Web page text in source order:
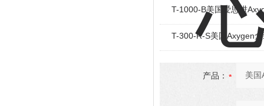
T-1000-B美国爱思进
T-300-R-S美国Axygen
产品：